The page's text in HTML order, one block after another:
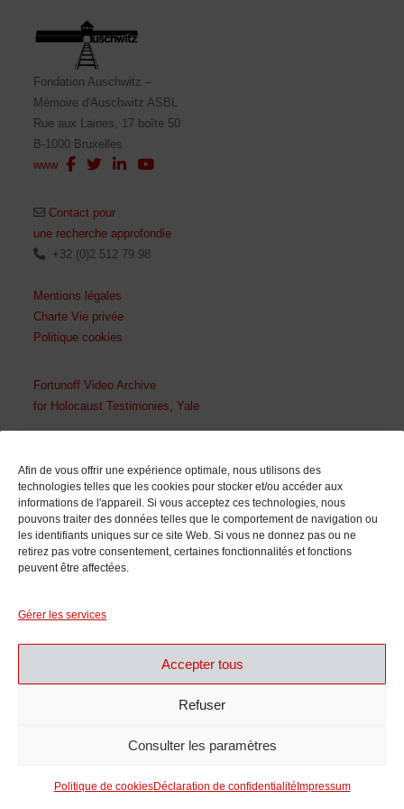
Afin de vous offrir une expérience optimale, nous utilisons des
technologies telles que les cookies pour stocker et/ou accéder aux
informations de l'appareil. Si vous acceptez ces technologies, nous
pouvons traiter des données telles que le comportement de navigation ou
les identifiants uniques sur ce site Web. Si vous ne donnez pas ou ne
retirez pas votre consentement, certaines fonctionnalités et fonctions
peuvent être affectées.
Gérer les services
Accepter tous
Refuser
Consulter les paramètres
Politique de cookiesDéclaration de confidentialité Impressum
Fondation Auschwitz –
Mémoire d'Auschwitz ASBL
Rue aux Laines, 17 boîte 50
B-1000 Bruxelles
www
Contact pour
une recherche approfondie
+32 (0)2 512 79 98
Mentions légales
Charte Vie privée
Politique cookies
Fortunoff Video Archive
for Holocaust Testimonies, Yale
En collaboration avec